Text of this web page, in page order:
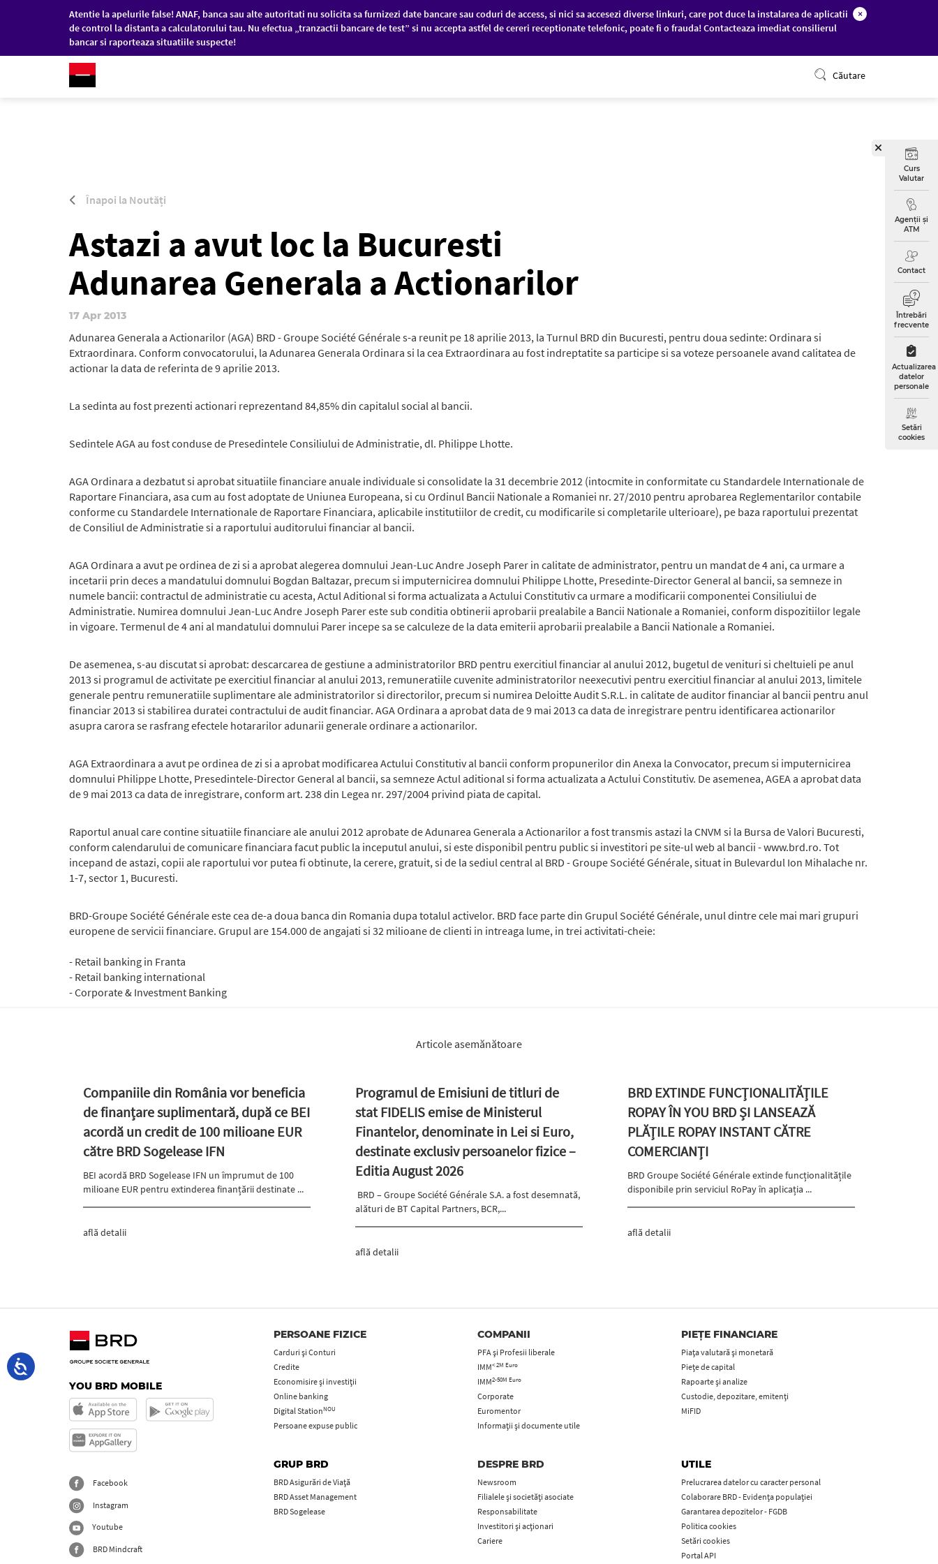
Atentie la apelurile false! ANAF, banca sau alte autoritati nu solicita sa furnizezi date bancare sau coduri de access, si nici sa accesezi diverse linkuri, care pot duce la instalarea de aplicatii
de control la distanta a calculatorului tau. Nu efectua „tranzactii bancare de test” si nu accepta astfel de cereri receptionate telefonic, poate fi o frauda! Contacteaza imediat consilierul
bancar si raporteaza situatiile suspecte!
×
RO/EN PERSOANE FIZICE
Căutare
Curs
Valutar
Agenții și
ATM
Contact
Întrebări
frecvente
Actualizarea
datelor
personale
Setări
cookies
Înapoi la Noutăți
Astazi a avut loc la Bucuresti
Adunarea Generala a Actionarilor
17 Apr 2013
Adunarea Generala a Actionarilor (AGA) BRD - Groupe Société Générale s-a reunit pe 18 aprilie 2013, la Turnul BRD din Bucuresti, pentru doua sedinte: Ordinara si
Extraordinara. Conform convocatorului, la Adunarea Generala Ordinara si la cea Extraordinara au fost indreptatite sa participe si sa voteze persoanele avand calitatea de
actionar la data de referinta de 9 aprilie 2013.
La sedinta au fost prezenti actionari reprezentand 84,85% din capitalul social al bancii.
Sedintele AGA au fost conduse de Presedintele Consiliului de Administratie, dl. Philippe Lhotte.
AGA Ordinara a dezbatut si aprobat situatiile financiare anuale individuale si consolidate la 31 decembrie 2012 (intocmite in conformitate cu Standardele Internationale de
Raportare Financiara, asa cum au fost adoptate de Uniunea Europeana, si cu Ordinul Bancii Nationale a Romaniei nr. 27/2010 pentru aprobarea Reglementarilor contabile
conforme cu Standardele Internationale de Raportare Financiara, aplicabile institutiilor de credit, cu modificarile si completarile ulterioare), pe baza raportului prezentat
de Consiliul de Administratie si a raportului auditorului financiar al bancii.
AGA Ordinara a avut pe ordinea de zi si a aprobat alegerea domnului Jean-Luc Andre Joseph Parer in calitate de administrator, pentru un mandat de 4 ani, ca urmare a
incetarii prin deces a mandatului domnului Bogdan Baltazar, precum si imputernicirea domnului Philippe Lhotte, Presedinte-Director General al bancii, sa semneze in
numele bancii: contractul de administratie cu acesta, Actul Aditional si forma actualizata a Actului Constitutiv ca urmare a modificarii componentei Consiliului de
Administratie. Numirea domnului Jean-Luc Andre Joseph Parer este sub conditia obtinerii aprobarii prealabile a Bancii Nationale a Romaniei, conform dispozitiilor legale
in vigoare. Termenul de 4 ani al mandatului domnului Parer incepe sa se calculeze de la data emiterii aprobarii prealabile a Bancii Nationale a Romaniei.
De asemenea, s-au discutat si aprobat: descarcarea de gestiune a administratorilor BRD pentru exercitiul financiar al anului 2012, bugetul de venituri si cheltuieli pe anul
2013 si programul de activitate pe exercitiul financiar al anului 2013, remuneratiile cuvenite administratorilor neexecutivi pentru exercitiul financiar al anului 2013, limitele
generale pentru remuneratiile suplimentare ale administratorilor si directorilor, precum si numirea Deloitte Audit S.R.L. in calitate de auditor financiar al bancii pentru anul
financiar 2013 si stabilirea duratei contractului de audit financiar. AGA Ordinara a aprobat data de 9 mai 2013 ca data de inregistrare pentru identificarea actionarilor
asupra carora se rasfrang efectele hotararilor adunarii generale ordinare a actionarilor.
AGA Extraordinara a avut pe ordinea de zi si a aprobat modificarea Actului Constitutiv al bancii conform propunerilor din Anexa la Convocator, precum si imputernicirea
domnului Philippe Lhotte, Presedintele-Director General al bancii, sa semneze Actul aditional si forma actualizata a Actului Constitutiv. De asemenea, AGEA a aprobat data
de 9 mai 2013 ca data de inregistrare, conform art. 238 din Legea nr. 297/2004 privind piata de capital.
Raportul anual care contine situatiile financiare ale anului 2012 aprobate de Adunarea Generala a Actionarilor a fost transmis astazi la CNVM si la Bursa de Valori Bucuresti,
conform calendarului de comunicare financiara facut public la inceputul anului, si este disponibil pentru public si investitori pe site-ul web al bancii - www.brd.ro. Tot
incepand de astazi, copii ale raportului vor putea fi obtinute, la cerere, gratuit, si de la sediul central al BRD - Groupe Société Générale, situat in Bulevardul Ion Mihalache nr.
1-7, sector 1, Bucuresti.
BRD-Groupe Société Générale este cea de-a doua banca din Romania dupa totalul activelor. BRD face parte din Grupul Société Générale, unul dintre cele mai mari grupuri
europene de servicii financiare. Grupul are 154.000 de angajati si 32 milioane de clienti in intreaga lume, in trei activitati-cheie:
- Retail banking in Franta
- Retail banking international
- Corporate & Investment Banking
Articole asemănătoare
Companiile din România vor beneficia
de finanțare suplimentară, după ce BEI
acordă un credit de 100 milioane EUR
către BRD Sogelease IFN
BEI acordă BRD Sogelease IFN un împrumut de 100
milioane EUR pentru extinderea finanțării destinate ...
află detalii
Programul de Emisiuni de titluri de
stat FIDELIS emise de Ministerul
Finantelor, denominate in Lei si Euro,
destinate exclusiv persoanelor fizice –
Editia August 2026
BRD – Groupe Société Générale S.A. a fost desemnată,
alături de BT Capital Partners, BCR,...
află detalii
BRD EXTINDE FUNCȚIONALITĂȚILE
ROPAY ÎN YOU BRD ȘI LANSEAZĂ
PLĂȚILE ROPAY INSTANT CĂTRE
COMERCIANȚI
BRD Groupe Société Générale extinde funcționalitățile
disponibile prin serviciul RoPay în aplicația ...
află detalii
YOU BRD MOBILE
Facebook
Instagram
Youtube
BRD Mindcraft
PERSOANE FIZICE
Carduri şi Conturi
Credite
Economisire și investiții
Online banking
Digital StationNOU
Persoane expuse public
COMPANII
PFA şi Profesii liberale
IMM< 2M Euro
IMM2-50M Euro
Corporate
Euromentor
Informații și documente utile
PIEȚE FINANCIARE
Piața valutară și monetară
Piețe de capital
Rapoarte și analize
Custodie, depozitare, emitenți
MiFID
GRUP BRD
BRD Asigurări de Viață
BRD Asset Management
BRD Sogelease
DESPRE BRD
Newsroom
Filialele și societăți asociate
Responsabilitate
Investitori și acționari
Cariere
UTILE
Prelucrarea datelor cu caracter personal
Colaborare BRD - Evidența populației
Garantarea depozitelor - FGDB
Politica cookies
Setări cookies
Portal API